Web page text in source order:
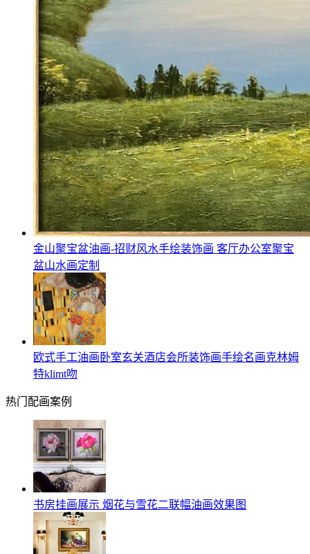
金山聚宝盆油画-招财风水手绘装饰画 客厅办公室聚宝
盆山水画定制
欧式手工油画卧室玄关酒店会所装饰画手绘名画克林姆
特klimt吻
热门配画案例
书房挂画展示 烟花与雪花二联幅油画效果图